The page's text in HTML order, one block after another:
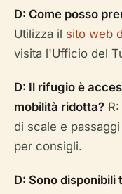
D: Come posso
Utilizza il sito web
visita l'Ufficio del
D: Il rifugio è
mobilità ridotta?
di scale e
per consigli.
D: Sono disponibili